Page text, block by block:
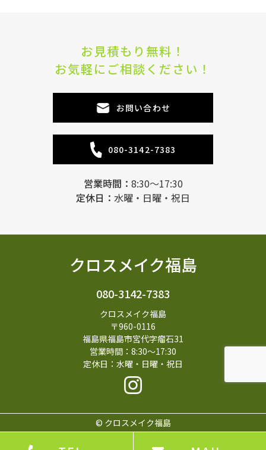
お見積もり無料！
お気軽にご相談ください！
お問い合わせ
080-3142-7383
営業時間： 8:30～17:30
定休日： 水曜・日曜・祝日
クロスメイク福島
080-3142-7383
クロスメイク福島
〒960-0116
福島県福島市宮代字瘤石31
営業時間：8:30～17:30
定休日：水曜・日曜・祝日
© クロスメイク福島